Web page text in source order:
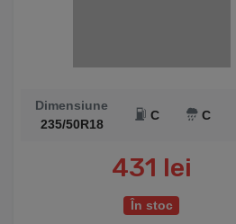
Dimensiune
235/50R18
C C
431 lei
În stoc